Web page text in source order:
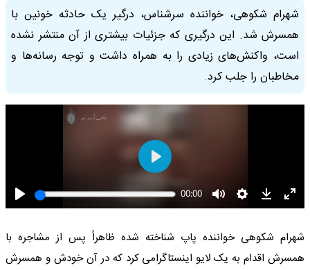
شهرام شکوهی، خواننده سرشناس، درگیر یک حادثه خونین با
همسرش شد. این درگیری که جزئیات بیشتری از آن منتشر نشده
است، واکنش‌های زیادی را به همراه داشت و توجه رسانه‌ها و
مخاطبان را جلب کرد.
شهرام شکوهی خواننده پاپ شناخته شده ظاهراً پس از مشاجره با
همسرش اقدام به یک لایو اینستاگرامی کرد که در آن خودش و همسرش